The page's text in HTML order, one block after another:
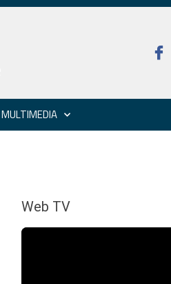
MULTIMEDIA
Web TV